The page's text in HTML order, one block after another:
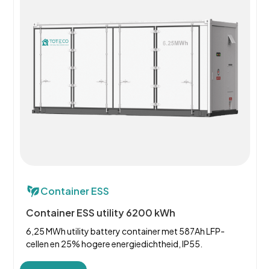
Container ESS
Container ESS utility 6200 kWh
6,25 MWh utility battery container met 587Ah LFP-
cellen en 25% hogere energiedichtheid, IP55.